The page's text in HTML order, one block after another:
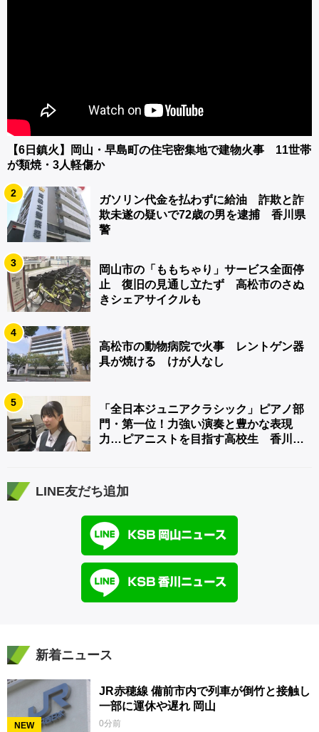
【6日鎮火】岡山・早島町の住宅密集地で建物火事 11世帯
が類焼・3人軽傷か
2
ガソリン代金を払わずに給油 詐欺と詐
欺未遂の疑いで72歳の男を逮捕 香川県
警
3
岡山市の「ももちゃり」サービス全面停
止 復旧の見通し立たず 高松市のさぬ
きシェアサイクルも
4
高松市の動物病院で火事 レントゲン器
具が焼ける けが人なし
5
「全日本ジュニアクラシック」ピアノ部
門・第一位！力強い演奏と豊かな表現
力…ピアニストを目指す高校生 香川
LINE友だち追加
新着ニュース
NEW
JR赤穂線 備前市内で列車が倒竹と接触し
一部に運休や遅れ 岡山
0分前